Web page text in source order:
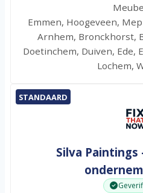
Emmen, Hoogeveen,
Arnhem, Bronckhorst,
Doetinchem, Duiven, Ede,
Lochem,
STANDAARD
Silva